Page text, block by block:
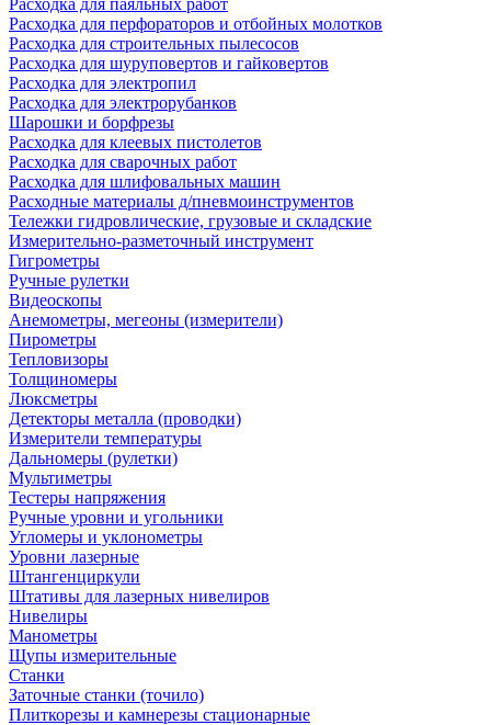
Расходка для перфораторов и отбойных молотков
Расходка для строительных пылесоcов
Расходка для шуруповертов и гайковертов
Расходка для электропил
Расходка для электрорубанков
Шарошки и борфрезы
Расходка для клеевых пистолетов
Расходка для сварочных работ
Расходка для шлифовальных машин
Расходные материалы д/пневмоинструментов
Тележки гидровлические, грузовые и складские
Измерительно-разметочный инструмент
Гигрометры
Ручные рулетки
Видеоскопы
Анемометры, мегеоны (измерители)
Пирометры
Тепловизоры
Толщиномеры
Люксметры
Детекторы металла (проводки)
Измерители температуры
Дальномеры (рулетки)
Мультиметры
Тестеры напряжения
Ручные уровни и угольники
Угломеры и уклонометры
Уровни лазерные
Штангенциркули
Штативы для лазерных нивелиров
Нивелиры
Манометры
Щупы измерительные
Станки
Заточные станки (точило)
Плиткорезы и камнерезы стационарные